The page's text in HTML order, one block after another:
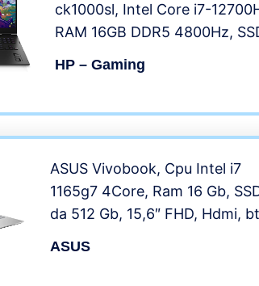
ck1000sl, Intel Core i7-
RAM 16GB DDR5 4800Hz,
Nvidia RTX 3070Ti 8GB DDR6,
HP – Gaming
ASUS Vivobook, Cpu Intel i7
1165g7 4Core, Ram 16 Gb,
da 512 Gb, 15,6″ FHD, Hdmi,
ASUS